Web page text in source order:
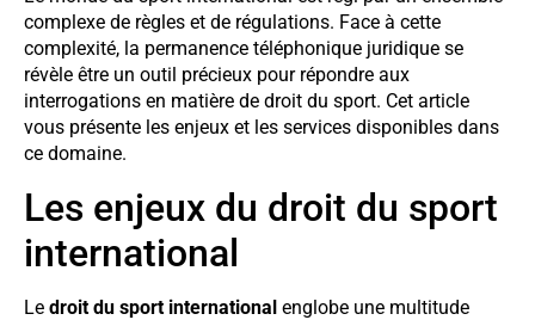
complexe de règles et de régulations. Face à cette
complexité, la permanence téléphonique juridique se
révèle être un outil précieux pour répondre aux
interrogations en matière de droit du sport. Cet article
vous présente les enjeux et les services disponibles dans
ce domaine.
Les enjeux du droit du sport
international
Le droit du sport international englobe une multitude